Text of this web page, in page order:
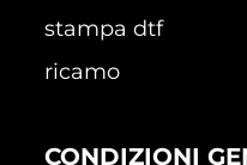
stampa dtf
ricamo
CONDIZIONI